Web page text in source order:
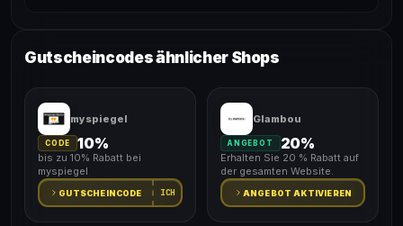
Gutscheincodes ähnlicher Shops
myspiegel
CODE 10%
bis zu 10% Rabatt bei
myspiegel
GUTSCHEINCODE ICH
Glambou
ANGEBOT 20%
Erhalten Sie 20 % Rabatt auf
der gesamten Website.
ANGEBOT AKTIVIEREN